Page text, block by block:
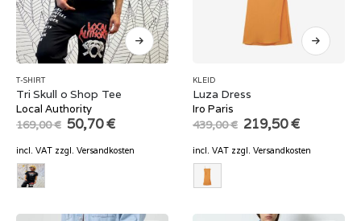
T-SHIRT
Tri Skull o Shop Tee
Local Authority
169,00€ Original
price
was:
169,00 €.
50,70€Current
is:
incl. VAT zzgl. Versandkosten
KLEID
Luza Dress
Iro Paris
439,00€ Original
price
was:
439,00 €.
219,50€Current
is:
incl. VAT zzgl. Versandkosten